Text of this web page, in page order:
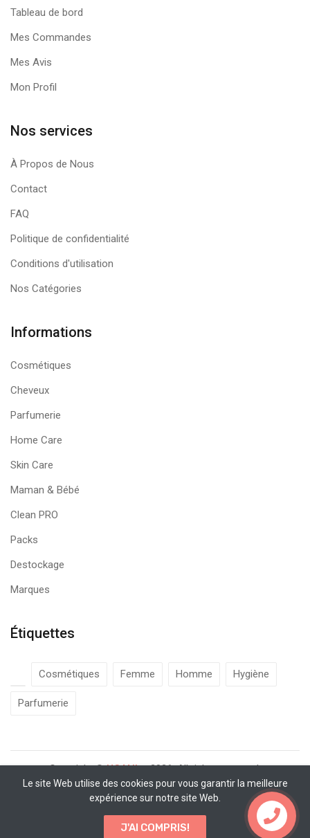
Tableau de bord
Mes Commandes
Mes Avis
Mon Profil
Nos services
À Propos de Nous
Contact
FAQ
Politique de confidentialité
Conditions d'utilisation
Nos Catégories
Informations
Cosmétiques
Cheveux
Parfumerie
Home Care
Skin Care
Maman & Bébé
Clean PRO
Packs
Destockage
Marques
Étiquettes
Cosmétiques Femme Homme Hygiène
Parfumerie
Copyright ©UCANbe2026. All rights reserved.
Le site Web utilise des cookies pour vous garantir la meilleure
expérience sur notre site Web.
J'AI COMPRIS!